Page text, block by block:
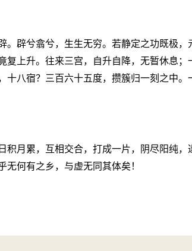
辟兮翕兮，生生无穷。若静定之功既极
上升。往来三宫，自升自降，无暂休息
八宿？三百六十五度，攒簇归一刻之中
月累，互相交合，打成一片，阴尽阳纯
何有之乡，与虚无同其体矣！